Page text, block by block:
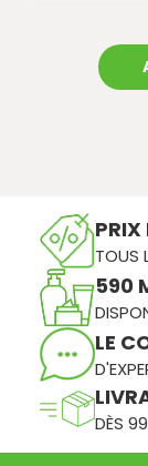
PRIX
TOUS
590
LE
DÈS